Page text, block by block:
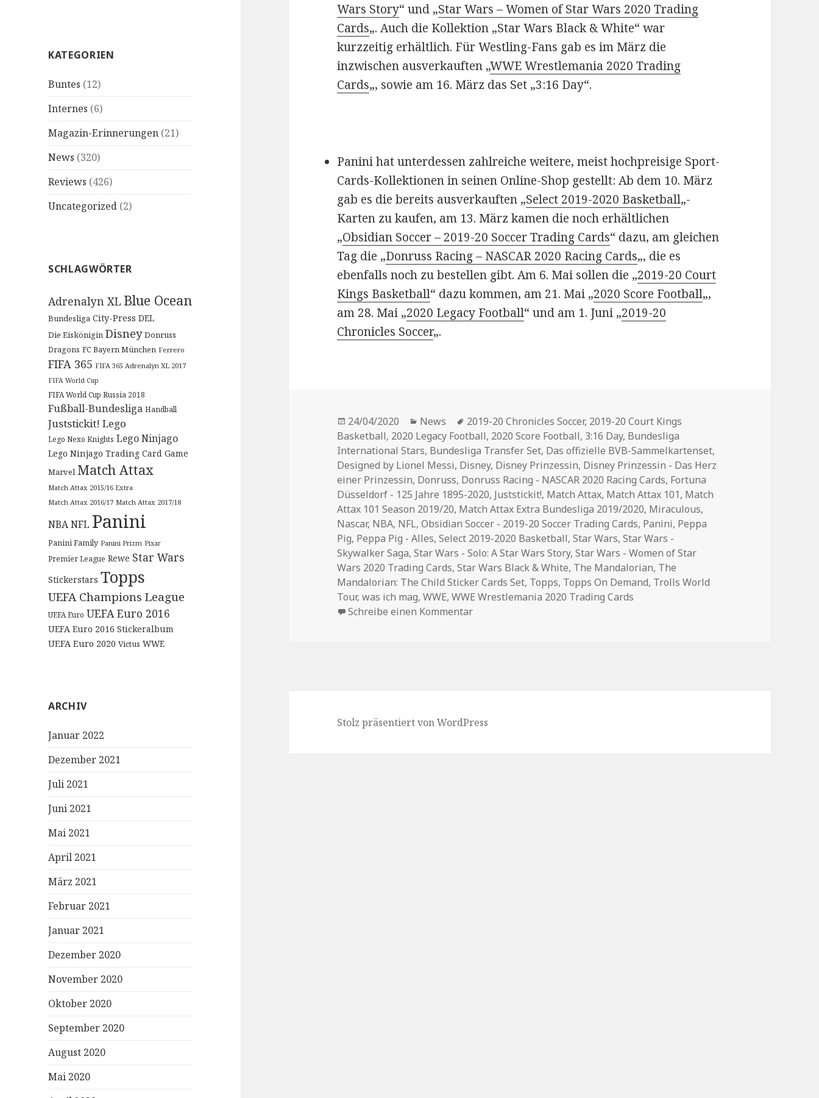
KATEGORIEN
Buntes (12)
Internes (6)
Magazin-Erinnerungen (21)
News (320)
Reviews (426)
Uncategorized (2)
SCHLAGWÖRTER
Adrenalyn XL Blue Ocean
Bundesliga City-Press DEL
Die Eiskönigin Disney Donruss
Dragons FC Bayern München Ferrero
FIFA 365 FIFA 365 Adrenalyn XL 2017
FIFA World Cup
FIFA World Cup Russia 2018
Fußball-Bundesliga Handball
Juststickit! Lego
Lego Nexo Knights Lego Ninjago
Lego Ninjago Trading Card Game
Marvel Match Attax
Match Attax 2015/16 Extra
Match Attax 2016/17 Match Attax 2017/18
NBANFL Panini
Panini Family Panini Prizm Pixar
Premier League Rewe Star Wars
Stickerstars Topps
UEFA Champions League
UEFA Euro UEFA Euro 2016
UEFA Euro 2016 Stickeralbum
UEFA Euro 2020 Victus WWE
ARCHIV
Januar 2022
Dezember 2021
Juli 2021
Juni 2021
Mai 2021
April 2021
März 2021
Februar 2021
Januar 2021
Dezember 2020
November 2020
Oktober 2020
September 2020
August 2020
Mai 2020
Wars Story“ und „Star Wars – Women of Star Wars 2020 Trading
Cards„. Auch die Kollektion „Star Wars Black & White“ war
kurzzeitig erhältlich. Für Westling-Fans gab es im März die
inzwischen ausverkauften „WWE Wrestlemania 2020 Trading
Cards„, sowie am 16. März das Set „3:16 Day“.
Panini hat unterdessen zahlreiche weitere, meist hochpreisige Sport-
Cards-Kollektionen in seinen Online-Shop gestellt: Ab dem 10. März
gab es die bereits ausverkauften „Select 2019-2020 Basketball„-
Karten zu kaufen, am 13. März kamen die noch erhältlichen
„Obsidian Soccer – 2019-20 Soccer Trading Cards“ dazu, am gleichen
Tag die „Donruss Racing – NASCAR 2020 Racing Cards„, die es
ebenfalls noch zu bestellen gibt. Am 6. Mai sollen die „2019-20 Court
Kings Basketball“ dazu kommen, am 21. Mai „2020 Score Football„,
am 28. Mai „2020 Legacy Football“ und am 1. Juni „2019-20
Chronicles Soccer„.
Veröffentlicht
am
24/04/2020 Kategorien
News Schlagwörter
2019-20 Chronicles Soccer, 2019-20 Court Kings
Basketball, 2020 Legacy Football, 2020 Score Football, 3:16 Day, Bundesliga
International Stars, Bundesliga Transfer Set, Das offizielle BVB-Sammelkartenset,
Designed by Lionel Messi, Disney, Disney Prinzessin, Disney Prinzessin - Das Herz
einer Prinzessin, Donruss, Donruss Racing - NASCAR 2020 Racing Cards, Fortuna
Düsseldorf - 125 Jahre 1895-2020, Juststickit!, Match Attax, Match Attax 101, Match
Attax 101 Season 2019/20, Match Attax Extra Bundesliga 2019/2020, Miraculous,
Nascar, NBA, NFL,Obsidian Soccer - 2019-20 Soccer Trading Cards, Panini, Peppa
Pig, Peppa Pig - Alles,Select 2019-2020 Basketball,Star Wars,Star Wars -
Skywalker Saga,Star Wars - Solo: A Star Wars Story,Star Wars - Women of Star
Wars 2020 Trading Cards,Star Wars Black & White, The Mandalorian, The
Mandalorian: The Child Sticker Cards Set, Topps, Topps On Demand, Trolls World
Tour,was ich mag,WWE,WWE Wrestlemania 2020 Trading Cards
Schreibe einen Kommentarzu News-Update mit massenhaft Neuheiten von Panini, Topps & Co.
Stolz präsentiert von WordPress